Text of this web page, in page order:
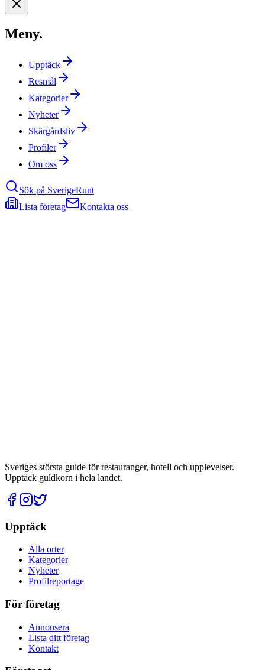
Meny.
Upptäck
Resmål
Kategorier
Nyheter
Skärgårdsliv
Profiler
Om oss
Sök på SverigeRunt
Lista företag
Kontakta oss
Sveriges största guide för restauranger, hotell och upplevelser.
Upptäck guldkorn i hela landet.
Upptäck
Alla orter
Kategorier
Nyheter
Profilreportage
För företag
Annonsera
Lista ditt företag
Kontakt